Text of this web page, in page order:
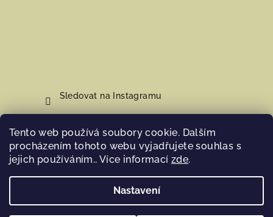
Tento web používá soubory cookie. Dalším
procházením tohoto webu vyjadřujete souhlas s
jejich používáním.. Více informací zde.
Nastavení
Sledovat na Instagramu
Nákupní košík
0ks /0 Kč